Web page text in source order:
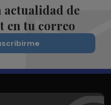
actualidad de
en tu correo